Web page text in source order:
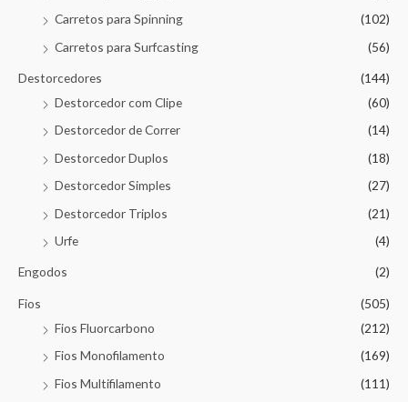
Carretos para Spinning
(102)
Carretos para Surfcasting
(56)
Destorcedores
(144)
Destorcedor com Clipe
(60)
Destorcedor de Correr
(14)
Destorcedor Duplos
(18)
Destorcedor Simples
(27)
Destorcedor Triplos
(21)
Urfe
(4)
Engodos (2)
Fios
(505)
Fios Fluorcarbono
(212)
Fios Monofilamento
(169)
Fios Multifilamento
(111)